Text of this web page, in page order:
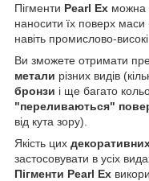
Пігменти Pearl Ex можна
наносити їх поверх маси
навіть промислово-
Ви зможете отримати
метали різних видів
бронзи і ще багато
"переливаються"
від кута зору).
Якість цих
застосовувати в усіх
Пігменти Pearl Ex